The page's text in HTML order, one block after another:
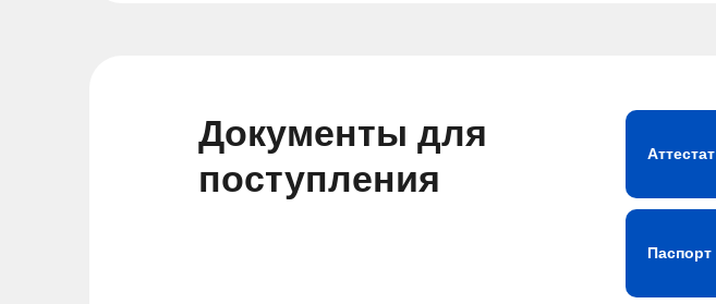
Документы для
поступления
Аттестат
Паспорт